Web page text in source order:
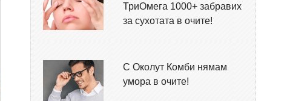
ТриОмега 1000+ забравих
за сухотата в очите!
С Околут Комби нямам
умора в очите!